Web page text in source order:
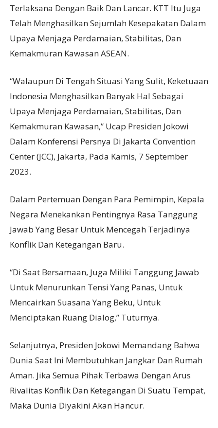
Terlaksana Dengan Baik Dan Lancar. KTT Itu Juga
Telah Menghasilkan Sejumlah Kesepakatan Dalam
Upaya Menjaga Perdamaian, Stabilitas, Dan
Kemakmuran Kawasan ASEAN.
“Walaupun Di Tengah Situasi Yang Sulit, Keketuaan
Indonesia Menghasilkan Banyak Hal Sebagai
Upaya Menjaga Perdamaian, Stabilitas, Dan
Kemakmuran Kawasan,” Ucap Presiden Jokowi
Dalam Konferensi Persnya Di Jakarta Convention
Center (JCC), Jakarta, Pada Kamis, 7 September
2023.
Dalam Pertemuan Dengan Para Pemimpin, Kepala
Negara Menekankan Pentingnya Rasa Tanggung
Jawab Yang Besar Untuk Mencegah Terjadinya
Konflik Dan Ketegangan Baru.
“Di Saat Bersamaan, Juga Miliki Tanggung Jawab
Untuk Menurunkan Tensi Yang Panas, Untuk
Mencairkan Suasana Yang Beku, Untuk
Menciptakan Ruang Dialog,” Tuturnya.
Selanjutnya, Presiden Jokowi Memandang Bahwa
Dunia Saat Ini Membutuhkan Jangkar Dan Rumah
Aman. Jika Semua Pihak Terbawa Dengan Arus
Rivalitas Konflik Dan Ketegangan Di Suatu Tempat,
Maka Dunia Diyakini Akan Hancur.